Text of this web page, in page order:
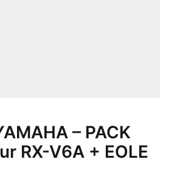
– PACK
RX-V6A + EOLE